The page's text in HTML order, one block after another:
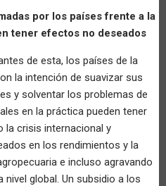
por los países frente a la
tener efectos no deseados
de esta, los países de la
la intención de suavizar sus
y solventar los problemas de
en la práctica pueden tener
la crisis internacional y
en los rendimientos y la
e incluso agravando
global. Un subsidio a los